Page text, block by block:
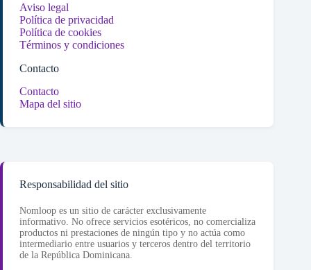
Aviso legal
Política de privacidad
Política de cookies
Términos y condiciones
Contacto
Contacto
Mapa del sitio
Responsabilidad del sitio
Nomloop es un sitio de carácter exclusivamente
informativo. No ofrece servicios esotéricos, no comercializa
productos ni prestaciones de ningún tipo y no actúa como
intermediario entre usuarios y terceros dentro del territorio
de la República Dominicana.